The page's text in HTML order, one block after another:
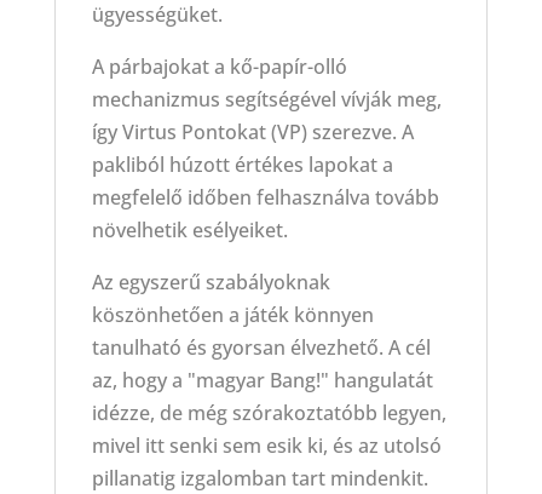
ügyességüket.
A párbajokat a kő-papír-olló
mechanizmus segítségével vívják meg,
így Virtus Pontokat (VP) szerezve. A
pakliból húzott értékes lapokat a
megfelelő időben felhasználva tovább
növelhetik esélyeiket.
Az egyszerű szabályoknak
köszönhetően a játék könnyen
tanulható és gyorsan élvezhető. A cél
az, hogy a "magyar Bang!" hangulatát
idézze, de még szórakoztatóbb legyen,
mivel itt senki sem esik ki, és az utolsó
pillanatig izgalomban tart mindenkit.